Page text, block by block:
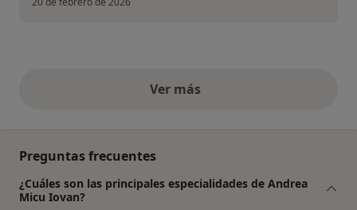
Ver másopiniones anteriores
Preguntas frecuentes
¿Cuáles son las principales especialidades de Andrea
Micu Iovan?